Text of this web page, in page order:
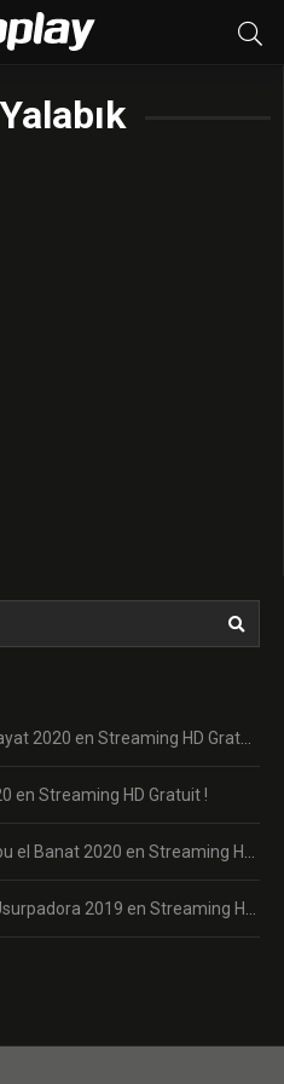
2020 en Streaming HD Gratuit !
en Streaming HD Gratuit !
Banat 2020 en Streaming HD Gratuit !
2019 en Streaming HD Gratuit !